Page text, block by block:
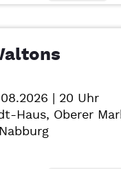
| 20 Uhr
Haus, Oberer
Nabburg